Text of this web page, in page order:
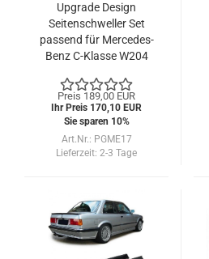
Upgrade Design
Seitenschweller Set
passend für Mercedes-
Benz C-Klasse W204
Preis 189,00 EUR
Ihr Preis 170,10 EUR
Sie sparen 10%
Art.Nr.: PGME17
Lieferzeit: 2-3 Tage